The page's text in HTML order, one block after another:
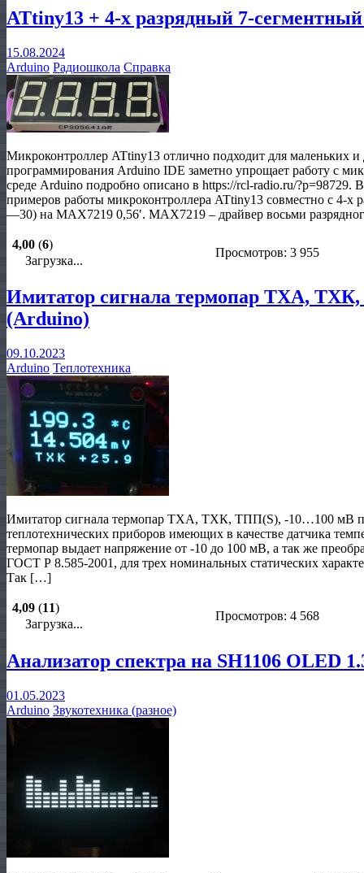
ATtiny13 + 4-х разрядный 7-
15.08.2024
Arduino Радиошкола Справка
Микроконтроллер ATtiny13 отлично подходит для маленьких
программирования Arduino IDE заметно упрощает работу с
среде Arduino подробно описано в https://rcl-radio.ru/?p=98729.
примеров работы микроконтроллера ATtiny13 совместно с 4-
—30) на MAX7219 0,56′. MAX7219 – драйвер восьми
4,00 (6)
Загрузка...
Просмотров: 3 955
Имитатор сигнала термопар ТХА,
(Arduino)
09.10.2023
Arduino Теплотехника
Имитатор сигнала термопар ТХА, ТХК, ТПП(S), -10…100 мВ
теплотехнических приборов имеющих в качестве датчика
термопар выдает напряжение от -10 до 100 мВ, а так же
ГОСТ Р 8.585-2001, для трех номинальных статических
Так […]
4,09 (11)
Загрузка...
Просмотров: 4 568
Анализатор спектра на SH1106 OLED
01.05.2023
Arduino Звукотехника (разное)